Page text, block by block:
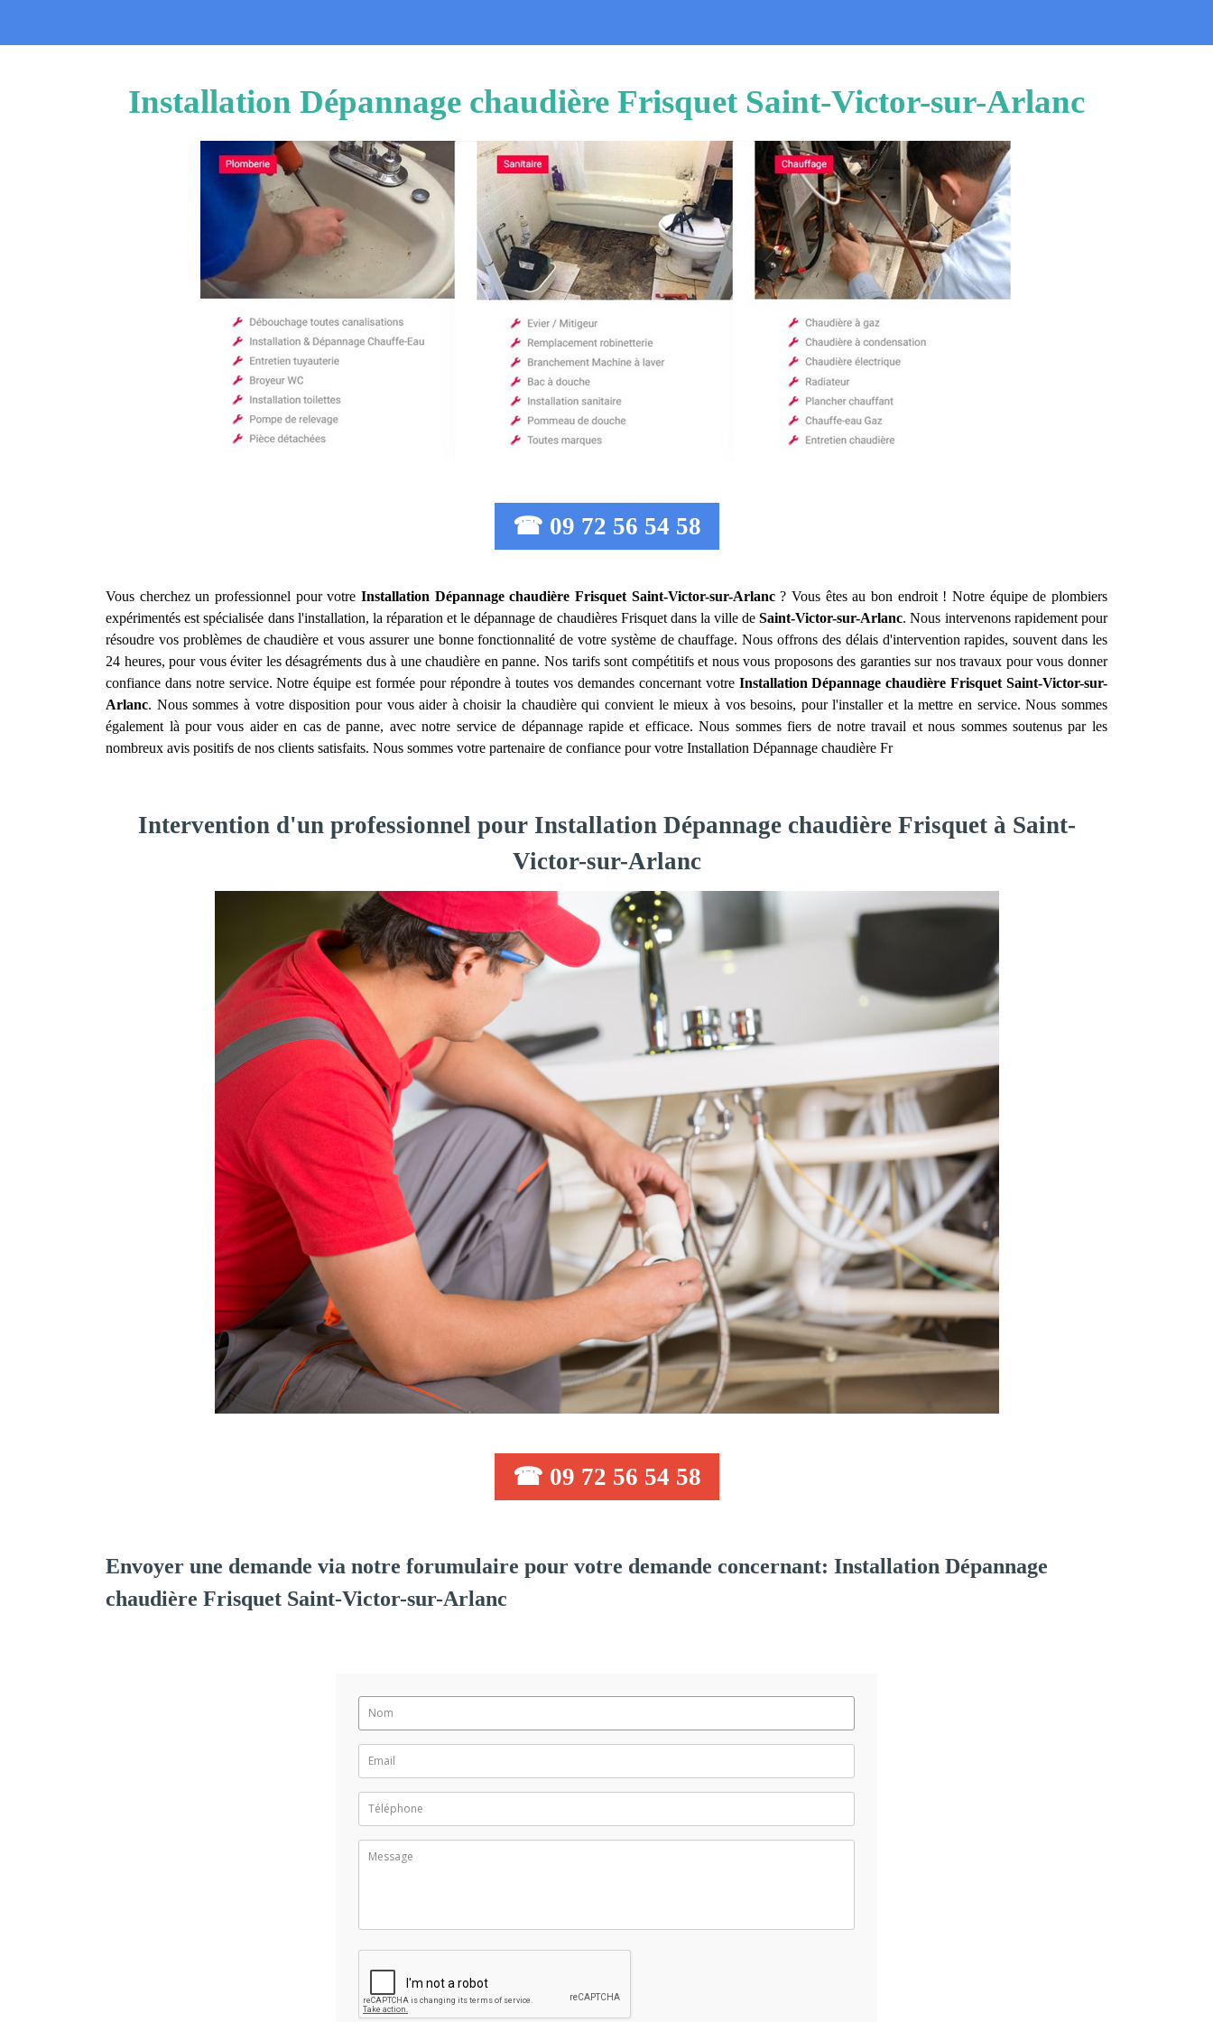
Installation Dépannage chaudière Frisquet Saint-Victor-sur-Arlanc
☎ 09 72 56 54 58
Vous cherchez un professionnel pour votreInstallation Dépannage chaudière Frisquet Saint-Victor-sur-Arlanc? Vous êtes au bon endroit ! Notre équipe de plombiers
expérimentés est spécialisée dans l'installation, la réparation et le dépannage de chaudières Frisquet dans la ville deSaint-Victor-sur-Arlanc. Nous intervenons rapidement pour
résoudre vos problèmes de chaudière et vous assurer une bonne fonctionnalité de votre système de chauffage. Nous offrons des délais d'intervention rapides, souvent dans les
24 heures, pour vous éviter les désagréments dus à une chaudière en panne. Nos tarifs sont compétitifs et nous vous proposons des garanties sur nos travaux pour vous donner
confiance dans notre service. Notre équipe est formée pour répondre à toutes vos demandes concernant votre Installation Dépannage chaudière Frisquet Saint-Victor-sur-
Arlanc. Nous sommes à votre disposition pour vous aider à choisir la chaudière qui convient le mieux à vos besoins, pour l'installer et la mettre en service. Nous sommes
également là pour vous aider en cas de panne, avec notre service de dépannage rapide et efficace. Nous sommes fiers de notre travail et nous sommes soutenus par les
nombreux avis positifs de nos clients satisfaits. Nous sommes votre partenaire de confiance pour votre Installation Dépannage chaudière Fr
Intervention d'un professionnel pour Installation Dépannage chaudière Frisquet à Saint-
Victor-sur-Arlanc
☎ 09 72 56 54 58
Envoyer une demande via notre forumulaire pour votre demande concernant: Installation Dépannage
chaudière Frisquet Saint-Victor-sur-Arlanc